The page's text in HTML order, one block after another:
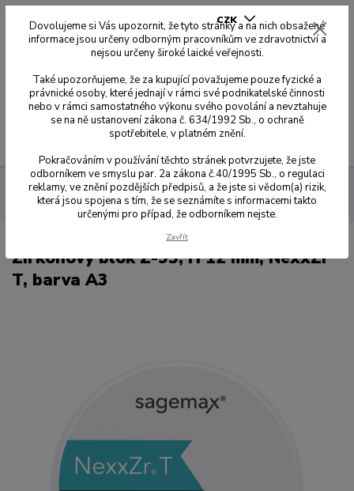
CZK
0,00 Kč
Sagemax zirkonové disky NexxZr T
Z-95 Ø 95 mm se
zářezy
12 mm Zirkonový blok Z-95, H 12 mm, NexxZr T, barva A3
Zirkonový blok Z-95, H 12 mm, NexxZr
T, barva A3
Dovolujeme si Vás upozornit, že tyto stránky a na nich obsažené
informace jsou určeny odborným pracovníkům ve zdravotnictví a
nejsou určeny široké laické veřejnosti.
Také upozorňujeme, že za kupující považujeme pouze fyzické a
právnické osoby, které jednají v rámci své podnikatelské činnosti
nebo v rámci samostatného výkonu svého povolání a nevztahuje
se na ně ustanovení zákona č. 634/1992 Sb., o ochraně
spotřebitele, v platném znění.
Pokračováním v používání těchto stránek potvrzujete, že jste
odborníkem ve smyslu par. 2a zákona č.40/1995 Sb., o regulaci
reklamy, ve znění pozdějších předpisů, a že jste si vědom(a) rizik,
která jsou spojena s tím, že se seznámíte s informacemi takto
určenými pro případ, že odborníkem nejste.
Zavřít